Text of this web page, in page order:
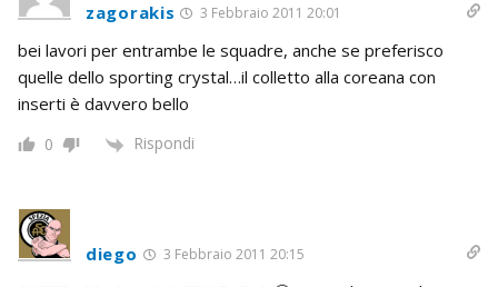
zagorakis 3 Febbraio 2011 20:01
bei lavori per entrambe le squadre, anche se preferisco
quelle dello sporting crystal…il colletto alla coreana con
inserti è davvero bello
0 Rispondi
diego 3 Febbraio 2011 20:15